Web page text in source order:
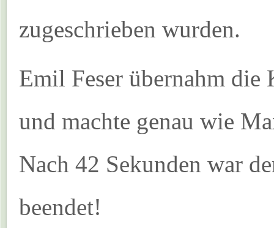
zugeschrieben wurden.
Emil Feser übernahm die
und machte genau wie
Nach 42 Sekunden war
beendet!